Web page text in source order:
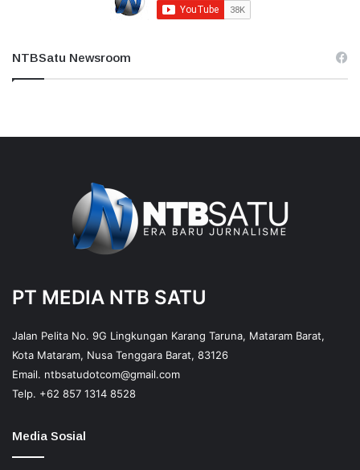
NTBSatu Newsroom
PT MEDIA NTB SATU
Jalan Pelita No. 9G Lingkungan Karang Taruna, Mataram Barat,
Kota Mataram, Nusa Tenggara Barat, 83126
Email. ntbsatudotcom@gmail.com
Telp. +62 857 1314 8528
Media Sosial